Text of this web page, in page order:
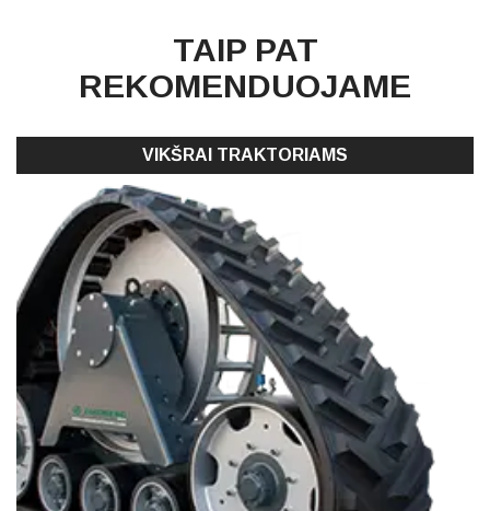
TAIP PAT
REKOMENDUOJAME
VIKŠRAI TRAKTORIAMS